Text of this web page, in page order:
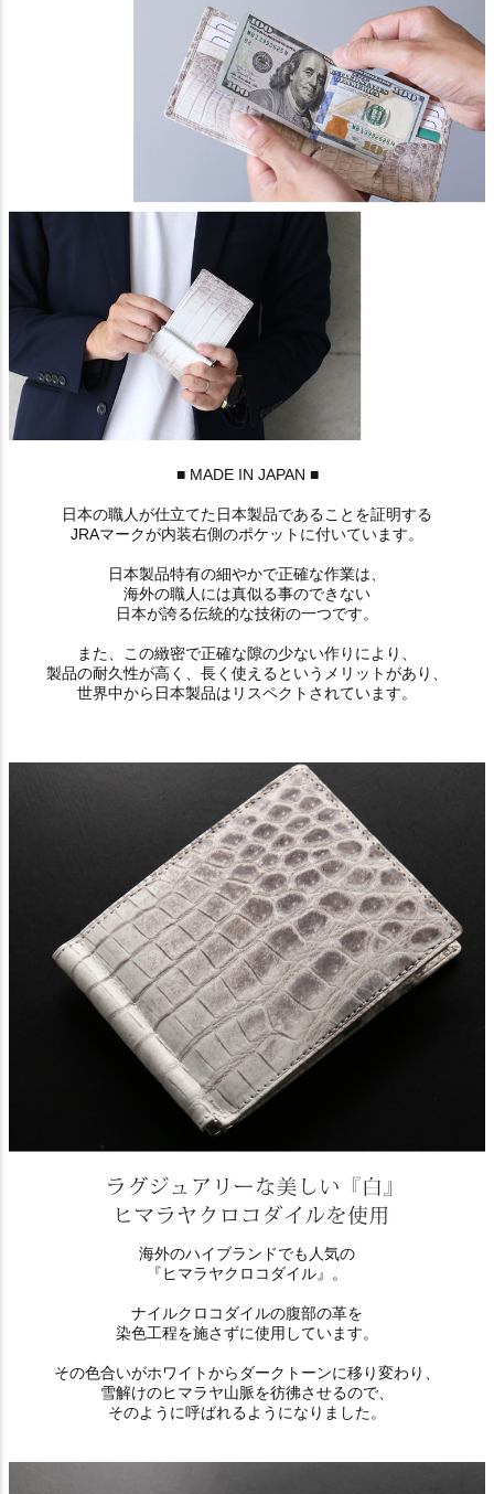
■ MADE IN JAPAN ■
日本の職人が仕立てた日本製品であることを証明する
JRAマークが内装右側のポケットに付いています。
日本製品特有の細やかで正確な作業は、
海外の職人には真似る事のできない
日本が誇る伝統的な技術の一つです。
また、この緻密で正確な隙の少ない作りにより、
製品の耐久性が高く、長く使えるというメリットがあり、
世界中から日本製品はリスペクトされています。
海外のハイブランドでも人気の
『ヒマラヤクロコダイル』。
ナイルクロコダイルの腹部の革を
染色工程を施さずに使用しています。
その色合いがホワイトからダークトーンに移り変わり、
雪解けのヒマラヤ山脈を彷彿させるので、
そのように呼ばれるようになりました。